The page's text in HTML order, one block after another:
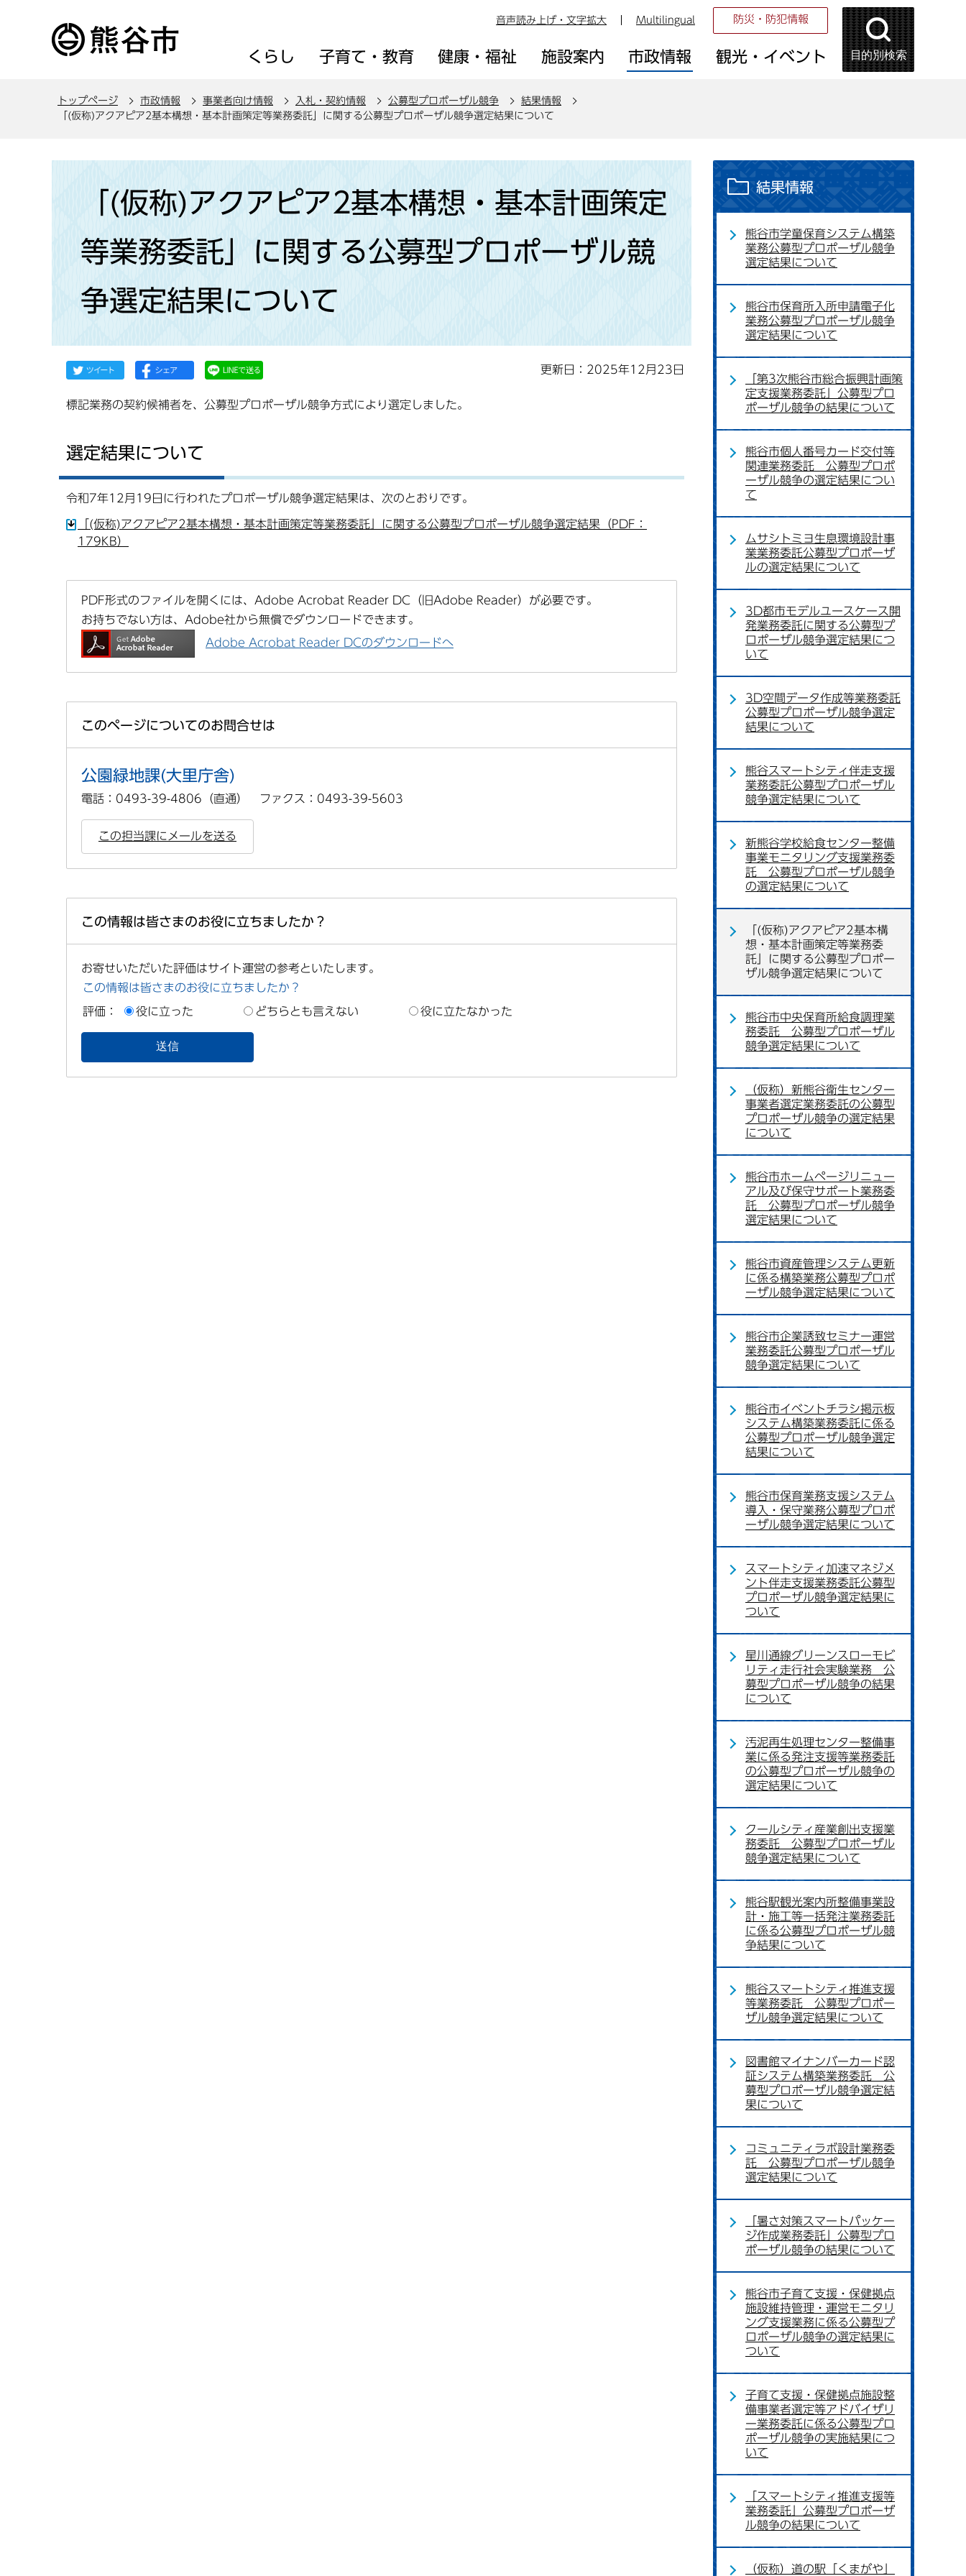
音声読み上げ・文字拡大 Multilingual 防災・防犯情報
くらし 子育て・教育 健康・福祉 施設案内 市政情報 観光・イベント 目的別検索
トップページ 市政情報 事業者向け情報 入札・契約情報 公募型プロポーザル競争
結果情報
「(仮称)アクアピア2基本構想・基本計画策定等業務委託」に関する公募型プロポーザル競争選定結果について
「(仮称)アクアピア2基本構想・基本計画策定
等業務委託」に関する公募型プロポーザル競
争選定結果について
更新日：2025年12月23日
標記業務の契約候補者を、公募型プロポーザル競争方式により選定しました。
選定結果について
令和7年12月19日に行われたプロポーザル競争選定結果は、次のとおりです。
「(仮称)アクアピア2基本構想・基本計画策定等業務委託」に関する公募型プロポーザル競争選定結果（PDF：
179KB）
PDF形式のファイルを開くには、Adobe Acrobat Reader DC（旧Adobe Reader）が必要です。
お持ちでない方は、Adobe社から無償でダウンロードできます。
Adobe Acrobat Reader DCのダウンロードへ
このページについてのお問合せは
公園緑地課(大里庁舎)
電話：0493-39-4806（直通） ファクス：0493-39-5603
この担当課にメールを送る
この情報は皆さまのお役に立ちましたか？
お寄せいただいた評価はサイト運営の参考といたします。
この情報は皆さまのお役に立ちましたか？
評価： 役に立った どちらとも言えない 役に立たなかった
結果情報
熊谷市学童保育システム構築
業務公募型プロポーザル競争
選定結果について
熊谷市保育所入所申請電子化
業務公募型プロポーザル競争
選定結果について
「第3次熊谷市総合振興計画策
定支援業務委託」公募型プロ
ポーザル競争の結果について
熊谷市個人番号カード交付等
関連業務委託 公募型プロポ
ーザル競争の選定結果につい
て
ムサシトミヨ生息環境設計事
業業務委託公募型プロポーザ
ルの選定結果について
3D都市モデルユースケース開
発業務委託に関する公募型プ
ロポーザル競争選定結果につ
いて
3D空間データ作成等業務委託
公募型プロポーザル競争選定
結果について
熊谷スマートシティ伴走支援
業務委託公募型プロポーザル
競争選定結果について
新熊谷学校給食センター整備
事業モニタリング支援業務委
託 公募型プロポーザル競争
の選定結果について
「(仮称)アクアピア2基本構
想・基本計画策定等業務委
託」に関する公募型プロポー
ザル競争選定結果について
熊谷市中央保育所給食調理業
務委託 公募型プロポーザル
競争選定結果について
（仮称）新熊谷衛生センター
事業者選定業務委託の公募型
プロポーザル競争の選定結果
について
熊谷市ホームページリニュー
アル及び保守サポート業務委
託 公募型プロポーザル競争
選定結果について
熊谷市資産管理システム更新
に係る構築業務公募型プロポ
ーザル競争選定結果について
熊谷市企業誘致セミナー運営
業務委託公募型プロポーザル
競争選定結果について
熊谷市イベントチラシ掲示板
システム構築業務委託に係る
公募型プロポーザル競争選定
結果について
熊谷市保育業務支援システム
導入・保守業務公募型プロポ
ーザル競争選定結果について
スマートシティ加速マネジメ
ント伴走支援業務委託公募型
プロポーザル競争選定結果に
ついて
星川通線グリーンスローモビ
リティ走行社会実験業務 公
募型プロポーザル競争の結果
について
汚泥再生処理センター整備事
業に係る発注支援等業務委託
の公募型プロポーザル競争の
選定結果について
クールシティ産業創出支援業
務委託 公募型プロポーザル
競争選定結果について
熊谷駅観光案内所整備事業設
計・施工等一括発注業務委託
に係る公募型プロポーザル競
争結果について
熊谷スマートシティ推進支援
等業務委託 公募型プロポー
ザル競争選定結果について
図書館マイナンバーカード認
証システム構築業務委託 公
募型プロポーザル競争選定結
果について
コミュニティラボ設計業務委
託 公募型プロポーザル競争
選定結果について
「暑さ対策スマートパッケー
ジ作成業務委託」公募型プロ
ポーザル競争の結果について
熊谷市子育て支援・保健拠点
施設維持管理・運営モニタリ
ング支援業務に係る公募型プ
ロポーザル競争の選定結果に
ついて
子育て支援・保健拠点施設整
備事業者選定等アドバイザリ
ー業務委託に係る公募型プロ
ポーザル競争の実施結果につ
いて
「スマートシティ推進支援等
業務委託」公募型プロポーザ
ル競争の結果について
（仮称）道の駅「くまがや」